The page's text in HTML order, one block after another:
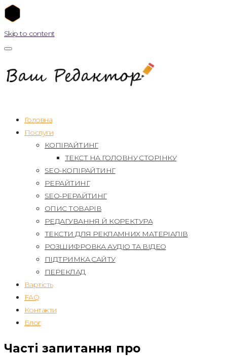
Skip to content
Головна
Послуги
КОПІРАЙТИНГ
ТЕКСТ НА ГОЛОВНУ СТОРІНКУ
SEO-КОПІРАЙТИНГ
РЕРАЙТИНГ
SEO-РЕРАЙТИНГ
ОПИС ТОВАРІВ
РЕДАГУВАННЯ Й КОРЕКТУРА
ТЕКСТИ ДЛЯ РЕКЛАМНИХ МАТЕРІАЛІВ
РОЗШИФРОВКА АУДІО ТА ВІДЕО
ПІДТРИМКА САЙТУ
ПЕРЕКЛАД
Вартість
FAQ
Контакти
Блог
Часті запитання про